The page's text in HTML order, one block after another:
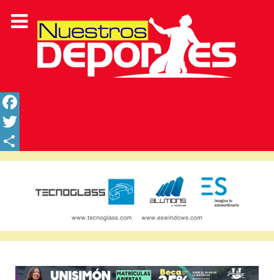
Facebook
Twitter
Share